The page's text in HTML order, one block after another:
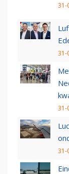
31-
31-
31-
31-